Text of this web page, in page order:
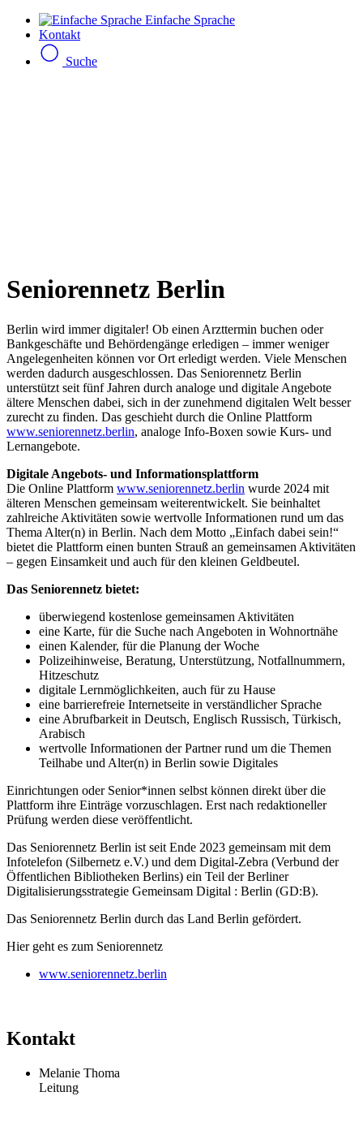
Einfache Sprache
Kontakt
Suche
Seniorennetz Berlin
Berlin wird immer digitaler! Ob einen Arzttermin buchen oder
Bankgeschäfte und Behördengänge erledigen – immer weniger
Angelegenheiten können vor Ort erledigt werden. Viele Menschen
werden dadurch ausgeschlossen. Das Seniorennetz Berlin
unterstützt seit fünf Jahren durch analoge und digitale Angebote
ältere Menschen dabei, sich in der zunehmend digitalen Welt besser
zurecht zu finden. Das geschieht durch die Online Plattform
www.seniorennetz.berlin, analoge Info-Boxen sowie Kurs- und
Lernangebote.
Digitale Angebots- und Informationsplattform
Die Online Plattform www.seniorennetz.berlin wurde 2024 mit
älteren Menschen gemeinsam weiterentwickelt. Sie beinhaltet
zahlreiche Aktivitäten sowie wertvolle Informationen rund um das
Thema Alter(n) in Berlin. Nach dem Motto „Einfach dabei sein!“
bietet die Plattform einen bunten Strauß an gemeinsamen Aktivitäten
– gegen Einsamkeit und auch für den kleinen Geldbeutel.
Das Seniorennetz bietet:
überwiegend kostenlose gemeinsamen Aktivitäten
eine Karte, für die Suche nach Angeboten in Wohnortnähe
einen Kalender, für die Planung der Woche
Polizeihinweise, Beratung, Unterstützung, Notfallnummern,
Hitzeschutz
digitale Lernmöglichkeiten, auch für zu Hause
eine barrierefreie Internetseite in verständlicher Sprache
eine Abrufbarkeit in Deutsch, Englisch Russisch, Türkisch,
Arabisch
wertvolle Informationen der Partner rund um die Themen
Teilhabe und Alter(n) in Berlin sowie Digitales
Einrichtungen oder Senior*innen selbst können direkt über die
Plattform ihre Einträge vorzuschlagen. Erst nach redaktioneller
Prüfung werden diese veröffentlicht.
Das Seniorennetz Berlin ist seit Ende 2023 gemeinsam mit dem
Infotelefon (Silbernetz e.V.) und dem Digital-Zebra (Verbund der
Öffentlichen Bibliotheken Berlins) ein Teil der Berliner
Digitalisierungsstrategie Gemeinsam Digital : Berlin (GD:B).
Das Seniorennetz Berlin durch das Land Berlin gefördert.
Hier geht es zum Seniorennetz
www.seniorennetz.berlin
Kontakt
Melanie Thoma
Leitung